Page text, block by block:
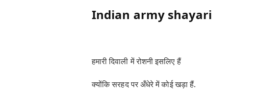
Indian army shayari
हमारी दिवाली में रोशनी इसलिए हैं
क्योंकि सरहद पर अँधेरे में कोई खड़ा हैं.